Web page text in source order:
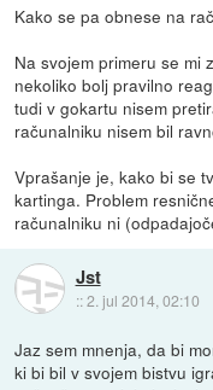
Kako se pa obnese na
Na svojem primeru se mi
nekoliko bolj pravilno
tudi v gokartu nisem
računalniku nisem bil
Vprašanje je, kako bi se
kartinga. Problem
računalniku ni
Jst
::2. jul 2014, 02:10
Jaz sem mnenja, da bi
ki bi bil v svojem bistvu